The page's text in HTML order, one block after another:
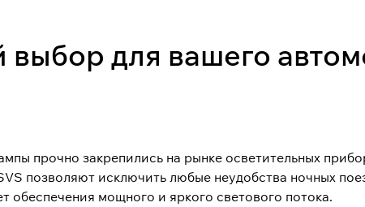
для вашего
прочно закрепились на рынке осветительных
позволяют исключить любые неудобства ночных
обеспечения мощного и яркого светового потока.